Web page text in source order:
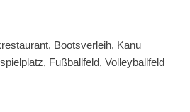
Bootsverleih, Kanu
Fußballfeld, Volleyballfeld